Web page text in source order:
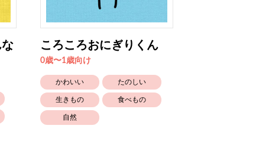
ころころおにぎりくん
0歳〜1歳向け
かわいい たのしい
生きもの 食べもの
自然